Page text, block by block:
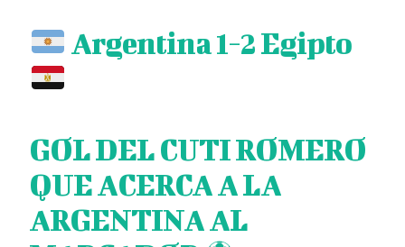
Argentina 1-2 Egipto
GOL DEL CUTI ROMERO
QUE ACERCA A LA
ARGENTINA AL